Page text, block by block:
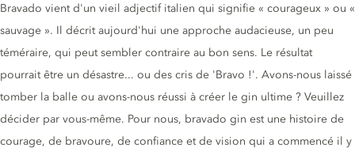
Description du gin
Bravado vient d'un vieil adjectif italien qui signifie « courageux » ou «
sauvage ». Il décrit aujourd'hui une approche audacieuse, un peu
téméraire, qui peut sembler contraire au bon sens. Le résultat
pourrait être un désastre... ou des cris de 'Bravo !'. Avons-nous laissé
tomber la balle ou avons-nous réussi à créer le gin ultime ? Veuillez
décider par vous-même. Pour nous, bravado gin est une histoire de
courage, de bravoure, de confiance et de vision qui a commencé il y